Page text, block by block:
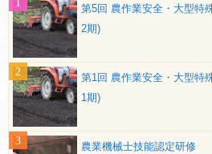
第5回 農作業安全・大型特
2期)
第1回 農作業安全・大型特
1期)
農業機械士技能認定研修